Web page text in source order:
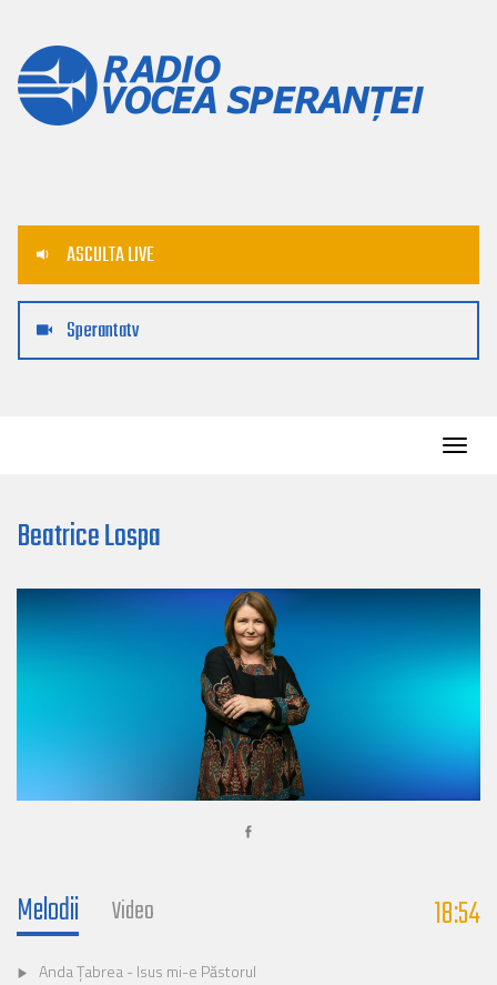
ASCULTA LIVE
Sperantatv
Beatrice Lospa
Melodii Video 18:54
Anda Țabrea - Isus mi-e Păstorul